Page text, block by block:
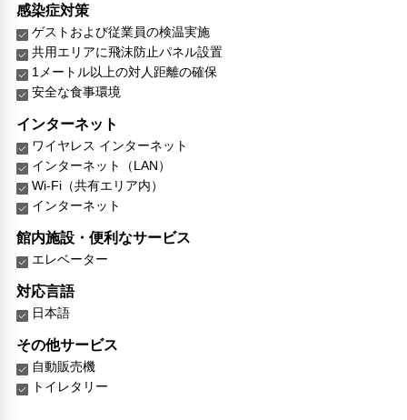
感染症対策
ゲストおよび従業員の検温実施
共用エリアに飛沫防止パネル設置
1メートル以上の対人距離の確保
安全な食事環境
インターネット
ワイヤレス インターネット
インターネット（LAN）
Wi-Fi（共有エリア内）
インターネット
館内施設・便利なサービス
エレベーター
対応言語
日本語
その他サービス
自動販売機
トイレタリー